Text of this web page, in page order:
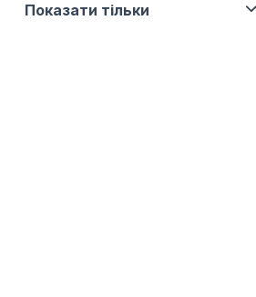
Показати тільки